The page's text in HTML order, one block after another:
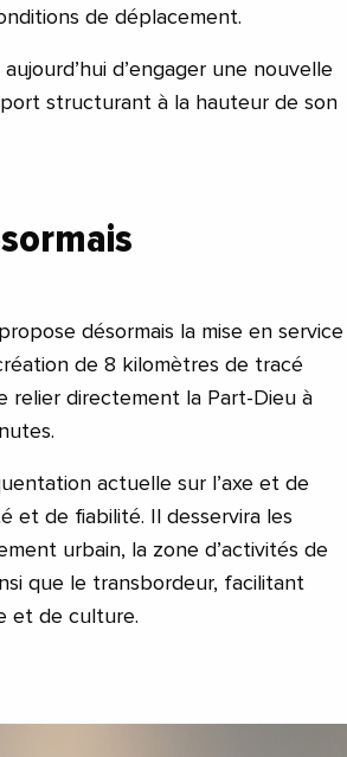
de déplacement.
d’engager une nouvelle
structurant à la hauteur de son
désormais la mise en service
de 8 kilomètres de tracé
relier directement la Part-Dieu à
actuelle sur l’axe et de
et de fiabilité. Il desservira les
urbain, la zone d’activités de
que le transbordeur, facilitant
et de culture.